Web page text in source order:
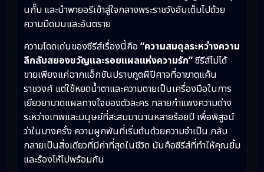
นกั๊บ และนำพายอรีเข้าสู่ใจกลางพระราชวังอันเต็มไปด้วย
ความมืดมนและอันตราย
ความโดดเด่นของซีรีส์เรื่องนี้คือ “ความสมดุลระหว่างความ
ลึกลับสยองขวัญและรอยแผลแห่งความรัก”ซีรีส์ไม่ได้
ขายเพียงแค่ฉากแอ็กชันปราบภูตผีปีศาจที่อาฆาตแค้น
ราชวงศ์ แต่ใช้หยดน้ำตาและความตายเป็นเครื่องมือในการ
เยียวยาบาดแผลทางใจของตัวละคร ทลายกำแพงความต่าง
ระหว่างเทพและมนุษย์ที่สะสมมานานหลายร้อยปี เพื่อพิสูจน์
ว่าในบางครั้ง ความผูกพันที่เริ่มต้นด้วยความจำเป็น กลับ
กลายเป็นสิ่งเดียวที่มีค่าที่สุดในชีวิต มันคือซีรีส์ที่ทำให้คุณยิ้ม
และร้องไห้ไปพร้อมกัน